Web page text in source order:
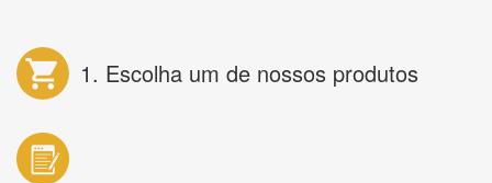
1. Escolha um de nossos produtos